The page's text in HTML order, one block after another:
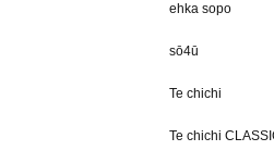
ehka sopo
sō4ū
Te chichi
Te chichi